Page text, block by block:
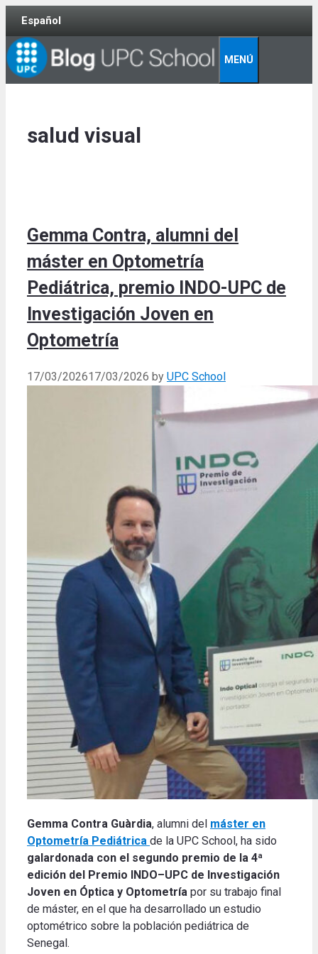
Skip
content
Español
MENÚ
salud visual
Gemma Contra, alumni del
máster en Optometría
Pediátrica, premio INDO-UPC de
Investigación Joven en
Optometría
17/03/202617/03/2026 by UPC School
Gemma Contra Guàrdia, alumni del máster en
Optometría Pediátrica de la UPC School, ha sido
galardonada con el segundo premio de la 4ª
edición del Premio INDO–UPC de Investigación
Joven en Óptica y Optometría por su trabajo final
de máster, en el que ha desarrollado un estudio
optométrico sobre la población pediátrica de
Senegal.